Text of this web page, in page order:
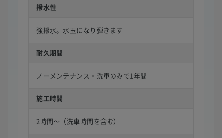
撥水性
強撥水。水玉になり弾きます
耐久期間
ノーメンテナンス・洗車のみで1年間
施工時間
2時間〜（洗車時間を含む）